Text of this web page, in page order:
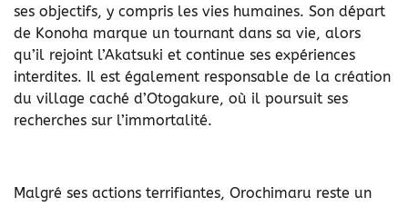
ses objectifs, y compris les vies humaines. Son départ
de Konoha marque un tournant dans sa vie, alors
qu’il rejoint l’Akatsuki et continue ses expériences
interdites. Il est également responsable de la création
du village caché d’Otogakure, où il poursuit ses
recherches sur l’immortalité.
Malgré ses actions terrifiantes, Orochimaru reste un